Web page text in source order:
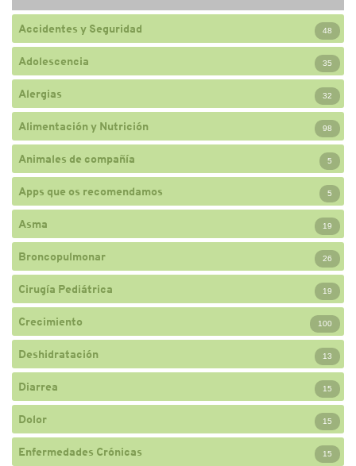
Accidentes y Seguridad 48
Adolescencia 35
Alergias 32
Alimentación y Nutrición 98
Animales de compañía 5
Apps que os recomendamos 5
Asma 19
Broncopulmonar 26
Cirugía Pediátrica 19
Crecimiento 100
Deshidratación 13
Diarrea 15
Dolor 15
Enfermedades Crónicas 15